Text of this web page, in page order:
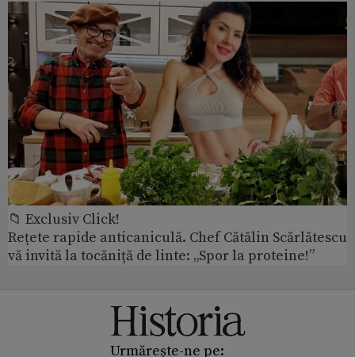
📁 Exclusiv Click!
Rețete rapide anticaniculă. Chef Cătălin Scărlătescu
vă invită la tocăniță de linte: „Spor la proteine!”
Urmărește-ne pe: